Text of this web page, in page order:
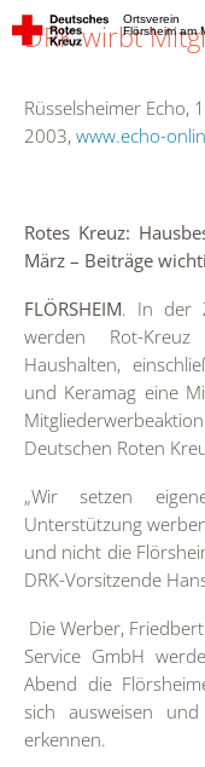
Ortsverein
Flörsheim am
DRK wirbt
Rüsselsheimer Echo,
2003, www.echo-
Rotes Kreuz:
März – Beiträge
FLÖRSHEIM. In der
werden Rot-
Haushalten,
und Keramag eine
Deutschen Roten
„Wir setzen
Unterstützung
und nicht die
DRK-Vorsitzende
Die Werber,
Service GmbH
Abend die
sich ausweisen
erkennen.